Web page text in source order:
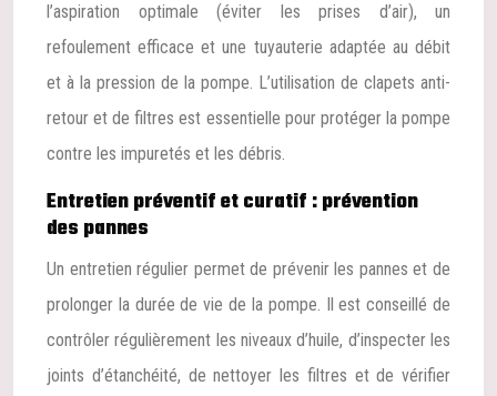
l’aspiration optimale (éviter les prises d’air), un
refoulement efficace et une tuyauterie adaptée au débit
et à la pression de la pompe. L’utilisation de clapets anti-
retour et de filtres est essentielle pour protéger la pompe
contre les impuretés et les débris.
Entretien préventif et curatif : prévention
des pannes
Un entretien régulier permet de prévenir les pannes et de
prolonger la durée de vie de la pompe. Il est conseillé de
contrôler régulièrement les niveaux d’huile, d’inspecter les
joints d’étanchéité, de nettoyer les filtres et de vérifier